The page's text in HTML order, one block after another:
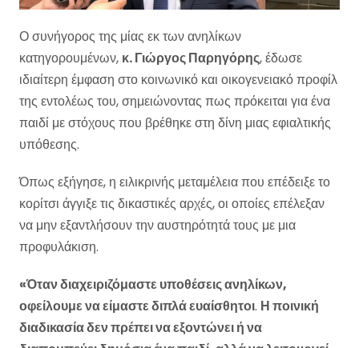
Ο συνήγορος της μίας εκ των ανηλίκων
κατηγορουμένων, κ. Γιώργος Παρηγόρης, έδωσε
ιδιαίτερη έμφαση στο κοινωνικό και οικογενειακό προφίλ
της εντολέως του, σημειώνοντας πως πρόκειται για ένα
παιδί με στόχους που βρέθηκε στη δίνη μιας εφιαλτικής
υπόθεσης.
Όπως εξήγησε, η ειλικρινής μεταμέλεια που επέδειξε το
κορίτσι άγγιξε τις δικαστικές αρχές, οι οποίες επέλεξαν
να μην εξαντλήσουν την αυστηρότητά τους με μια
προφυλάκιση.
«Όταν διαχειριζόμαστε υποθέσεις ανηλίκων,
οφείλουμε να είμαστε διπλά ευαίσθητοι. Η ποινική
διαδικασία δεν πρέπει να εξοντώνει ή να